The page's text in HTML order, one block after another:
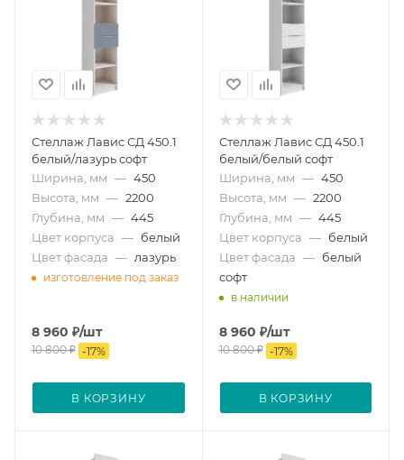
Стеллаж Лавис СД 450.1
белый/лазурь софт
Ширина, мм — 450
Высота, мм — 2200
Глубина, мм — 445
Цвет корпуса — белый
Цвет фасада — лазурь
изготовление под заказ
8 960 ₽/шт
10 800₽ -17%
В КОРЗИНУ
Стеллаж Лавис СД 450.1
белый/белый софт
Ширина, мм — 450
Высота, мм — 2200
Глубина, мм — 445
Цвет корпуса — белый
Цвет фасада — белый
софт
в наличии
8 960 ₽/шт
10 800₽ -17%
В КОРЗИНУ